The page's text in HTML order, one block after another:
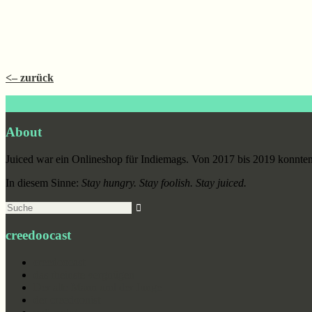
<– zurück
About
Juiced war ein Onlineshop für Indiemags. Von 2017 bis 2019
In diesem Sinne: Stay hungry. Stay foolish. Stay juiced.
Suche
creedoocast